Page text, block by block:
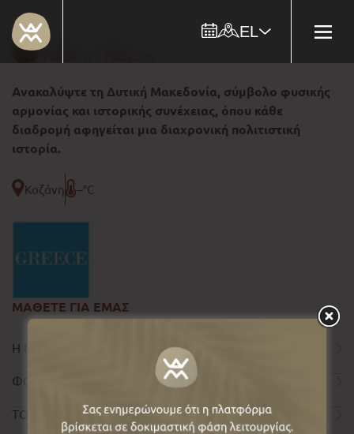
EL
Ανακαλύψτε τη Δυτική Μακεδονία, σύμβολο φυσικής
αρμονίας και ιστορικής συνέχειας, όπου κάθε
διαδρομή αφηγείται μια διαχρονική πολιτιστική
ιστορία.
Κοζάνη --°C
ΜΑΘΕΤΕ ΓΙΑ ΕΜΑΣ
Η ΠΕΡΙΦΕΡΕΙΑ
ΦΟΡΜΑ ΕΠΙΚΟΙΝΩΝΙΑΣ
ΤΟΥΡΙΣΤΙΚΟΣ ΟΔΗΓΟΣ